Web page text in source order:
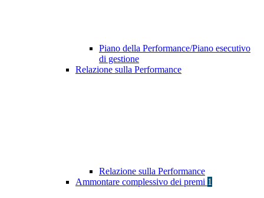
Piano della Performance/Piano esecutivo
di gestione
Relazione sulla Performance
Relazione sulla Performance
Ammontare complessivo dei premi 1